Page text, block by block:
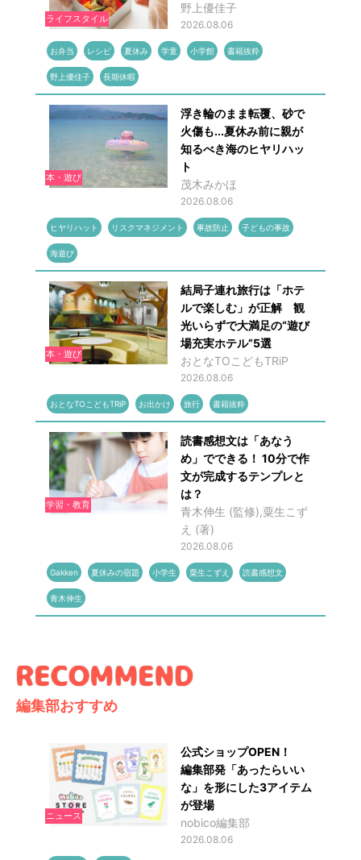
ライフスタイル
野上優佳子
2026.08.06
お弁当 レシピ 夏休み 学童 小学館 書籍抜粋
野上優佳子 長期休暇
本・遊び
浮き輪のまま転覆、砂で
火傷も...夏休み前に親が
知るべき海のヒヤリハッ
ト
茂木みかほ
2026.08.06
ヒヤリハット リスクマネジメント 事故防止 子どもの事故
海遊び
本・遊び
結局子連れ旅行は「ホテ
ルで楽しむ」が正解 観
光いらずで大満足の“遊び
場充実ホテル”5選
おとなTOこどもTRiP
2026.08.06
おとなTOこどもTRiP お出かけ 旅行 書籍抜粋
学習・教育
読書感想文は「あなう
め」でできる！ 10分で作
文が完成するテンプレと
は？
青木伸生 (監修),粟生こず
え (著)
2026.08.06
Gakken 夏休みの宿題 小学生 粟生こずえ 読書感想文
青木伸生
編集部おすすめ
ニュース
公式ショップOPEN！
編集部発「あったらいい
な」を形にした3アイテム
が登場
nobico編集部
2026.08.06